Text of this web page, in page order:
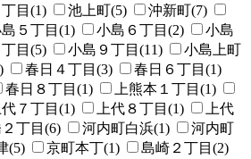
目(1) 池上町(5)
沖新町(7)
５丁目(1) 小島６丁目(2)
小島
目(5) 小島９丁目(11)
小島上町
春日４丁目(3)
春日６丁目(1)
春日８丁目(1)
上熊本１丁目(1)
代７丁目(1) 上代８丁目(1)
上代
２丁目(6) 河内町白浜(1)
河内町
(5) 京町本丁(1)
島崎２丁目(2)